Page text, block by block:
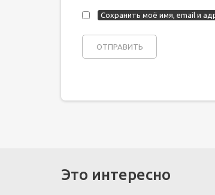
Сохранить моё имя, email и
Это интересно